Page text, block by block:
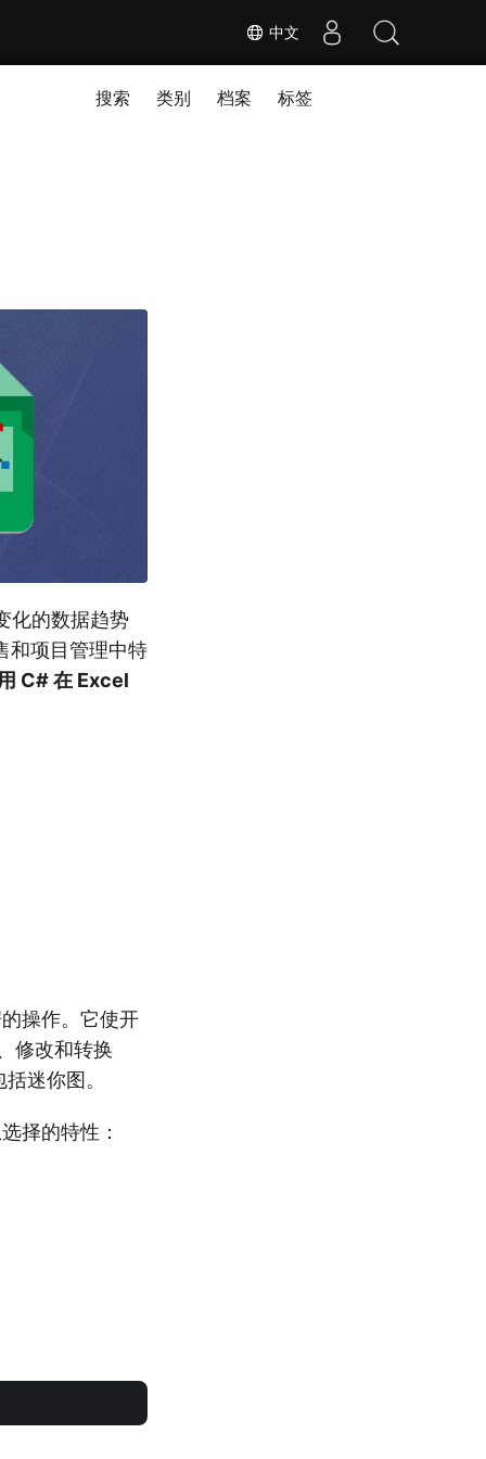
中文
搜索 类别 档案 标签
化的数据趋势
和项目管理中特
C# 在 Excel
操作。它使开
修改和转换
迷你图。
择的特性：